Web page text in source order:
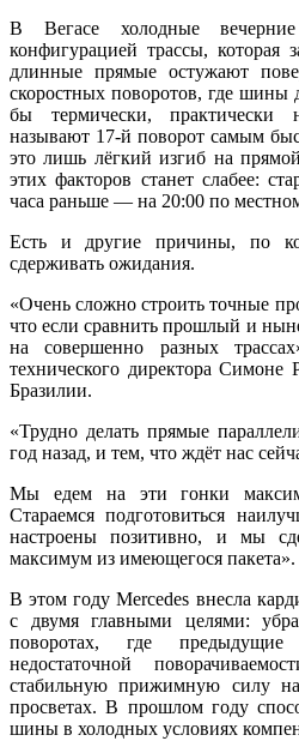
В Вегасе холодные
конфигурацией трассы, которая
длинные прямые остужают
скоростных поворотов, где шины
бы термически, практически
называют 17-й поворот самым
это лишь лёгкий изгиб на
этих факторов станет слабее:
часа раньше — на 20:00 по
Есть и другие причины, по
сдерживать ожидания.
«Очень сложно строить точные
что если сравнить прошлый и
на совершенно разных
технического директора Симоне
Бразилии.
«Трудно делать прямые
год назад, и тем, что ждёт нас
Мы едем на эти гонки
Стараемся подготовиться
настроены позитивно, и мы
максимум из имеющегося пакета».
В этом году Mercedes внесла
с двумя главными целями:
поворотах, где
недостаточной
стабильную прижимную силу
просветах. В прошлом году
шины в холодных условиях